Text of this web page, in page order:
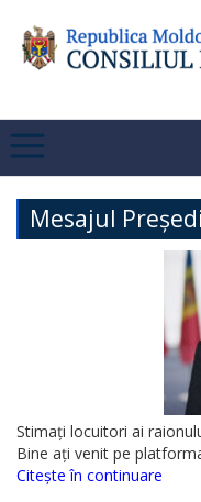
Mesajul
Stimați locuitori ai
Bine ați venit pe
Citește în continuare